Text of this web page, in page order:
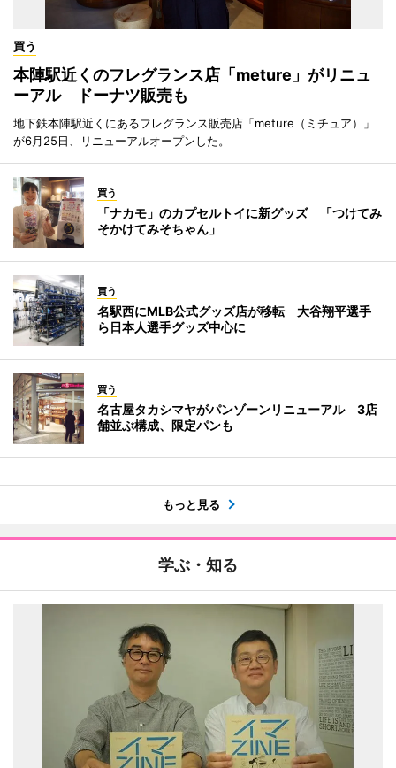
買う
本陣駅近くのフレグランス店「meture」がリニュ
ーアル ドーナツ販売も
地下鉄本陣駅近くにあるフレグランス販売店「meture（ミチュア）」
が6月25日、リニューアルオープンした。
買う
「ナカモ」のカプセルトイに新グッズ 「つけてみ
そかけてみそちゃん」
買う
名駅西にMLB公式グッズ店が移転 大谷翔平選手
ら日本人選手グッズ中心に
買う
名古屋タカシマヤがパンゾーンリニューアル 3店
舗並ぶ構成、限定パンも
もっと見る
学ぶ・知る